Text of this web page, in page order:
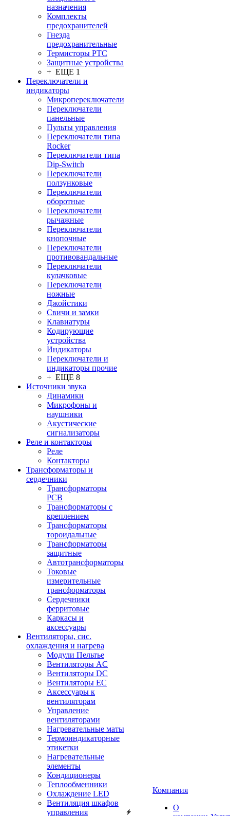
назначения
Комплекты
предохранителей
Гнезда
предохранительные
Термисторы PTC
Защитные устройства
+ ЕЩЕ 1
Переключатели и
индикаторы
Микропереключатели
Переключатели
панельные
Пульты управления
Переключатели типа
Rocker
Переключатели типа
Dip-Switch
Переключатели
ползунковые
Переключатели
оборотные
Переключатели
рычажные
Переключатели
кнопочные
Переключатели
противовандальные
Переключатели
кулачковые
Переключатели
ножные
Джойстики
Свичи и замки
Клавиатуры
Кодирующие
устройства
Индикаторы
Переключатели и
индикаторы прочие
+ ЕЩЕ 8
Источники звука
Динамики
Микрофоны и
наушники
Акустические
сигнализаторы
Реле и контакторы
Реле
Контакторы
Трансформаторы и
сердечники
Трансформаторы
PCB
Трансформаторы с
креплением
Трансформаторы
тороидальные
Трансформаторы
защитные
Автотрансформаторы
Токовые
измерительные
трансформаторы
Сердечники
ферритовые
Каркасы и
аксессуары
Вентиляторы, сис.
охлаждения и нагрева
Модули Пельтье
Вентиляторы AC
Вентиляторы DC
Вентиляторы EC
Аксессуары к
вентиляторам
Управление
вентиляторами
Нагревательные маты
Термоиндикаторные
этикетки
Нагревательные
элементы
Кондиционеры
Теплообменники
Охлаждение LED
Вентиляция шкафов
управления
Компания
О